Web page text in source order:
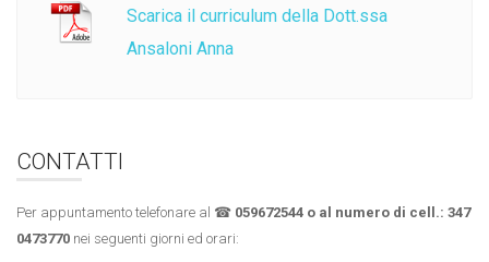
Scarica il curriculum della Dott.ssa
Ansaloni Anna
CONTATTI
Per appuntamento telefonare al ☎ 059672544 o al numero di cell.: 347
0473770 nei seguenti giorni ed orari: